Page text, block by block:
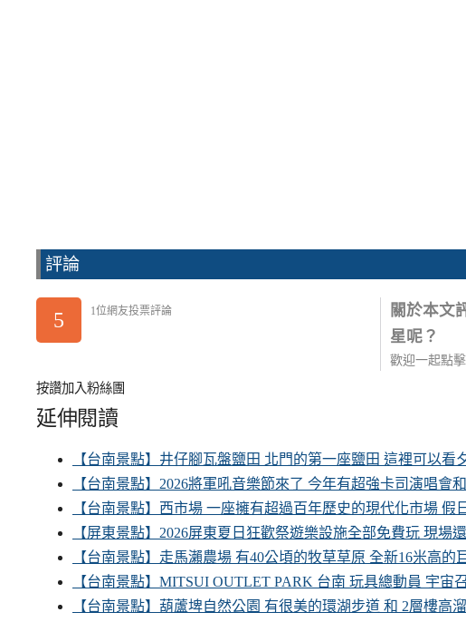
評論
5 1位網友投票評論
關於本文
星呢？
歡迎一起點
按讚加入粉絲團
延伸閱讀
【台南景點】井仔腳瓦盤鹽田 北門的第一座鹽田 這裡可以
【台南景點】2026將軍吼音樂節來了 今年有超強卡司演唱會
【台南景點】西市場 一座擁有超過百年歷史的現代化市場 假
【屏東景點】2026屏東夏日狂歡祭遊樂設施全部免費玩 現場
【台南景點】走馬瀨農場 有40公頃的牧草草原 全新16米高
【台南景點】MITSUI OUTLET PARK 台南 玩具總動員 宇宙
【台南景點】葫蘆埤自然公園 有很美的環湖步道 和 2層樓高